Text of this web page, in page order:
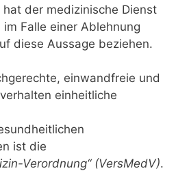
hat der medizinische Dienst
Falle einer Ablehnung
diese Aussage beziehen.
einwandfreie und
einheitliche
ist die
Verordnung“ (VersMedV).